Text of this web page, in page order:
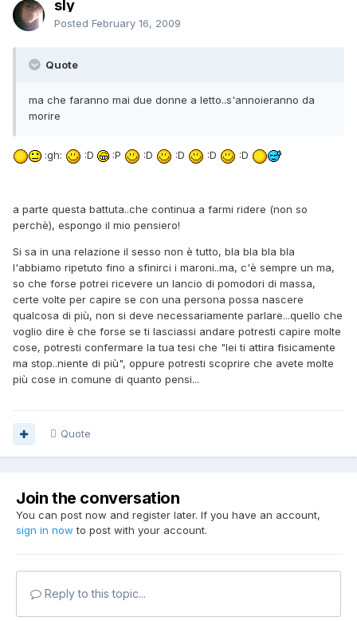
sly
Posted February 16, 2009
Quote
ma che faranno mai due donne a letto..s'annoieranno da
morire
:gh: :D :P :D :D :D :D
a parte questa battuta..che continua a farmi ridere (non so
perchè), espongo il mio pensiero!
Si sa in una relazione il sesso non è tutto, bla bla bla bla
l'abbiamo ripetuto fino a sfinirci i maroni..ma, c'è sempre un ma,
so che forse potrei ricevere un lancio di pomodori di massa,
certe volte per capire se con una persona possa nascere
qualcosa di più, non si deve necessariamente parlare...quello che
voglio dire è che forse se ti lasciassi andare potresti capire molte
cose, potresti confermare la tua tesi che "lei ti attira fisicamente
ma stop..niente di più", oppure potresti scoprire che avete molte
più cose in comune di quanto pensi...
Quote
Join the conversation
You can post now and register later. If you have an account,
sign in now to post with your account.
Reply to this topic...